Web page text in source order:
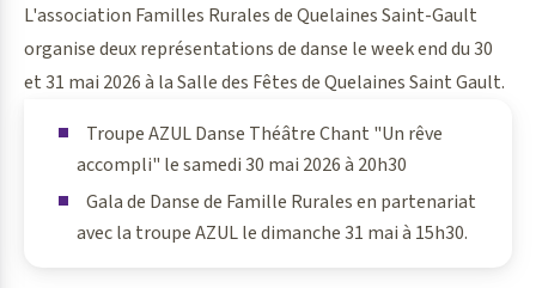
L'association Familles Rurales de Quelaines Saint-Gault
organise deux représentations de danse le week end du 30
et 31 mai 2026 à la Salle des Fêtes de Quelaines Saint Gault.
Troupe AZUL Danse Théâtre Chant "Un rêve
accompli" le samedi 30 mai 2026 à 20h30
Gala de Danse de Famille Rurales en partenariat
avec la troupe AZUL le dimanche 31 mai à 15h30.